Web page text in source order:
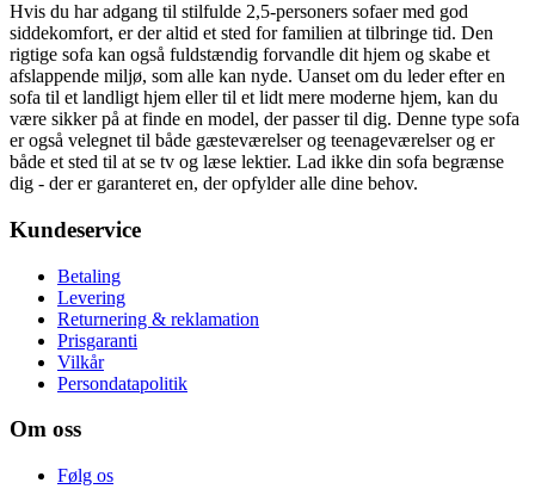
Hvis du har adgang til stilfulde 2,5-personers sofaer med god
siddekomfort, er der altid et sted for familien at tilbringe tid. Den
rigtige sofa kan også fuldstændig forvandle dit hjem og skabe et
afslappende miljø, som alle kan nyde. Uanset om du leder efter en
sofa til et landligt hjem eller til et lidt mere moderne hjem, kan du
være sikker på at finde en model, der passer til dig. Denne type sofa
er også velegnet til både gæsteværelser og teenageværelser og er
både et sted til at se tv og læse lektier. Lad ikke din sofa begrænse
dig - der er garanteret en, der opfylder alle dine behov.
Kundeservice
Betaling
Levering
Returnering & reklamation
Prisgaranti
Vilkår
Persondatapolitik
Om oss
Følg os